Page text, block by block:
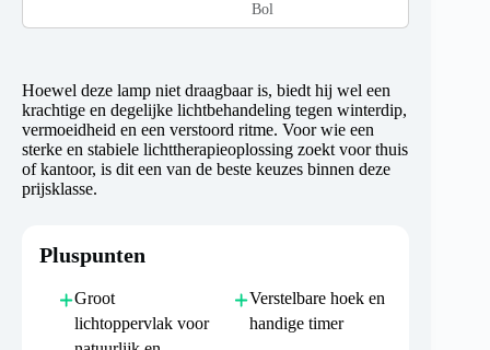
Bol
Hoewel deze lamp niet draagbaar is, biedt hij wel een
krachtige en degelijke lichtbehandeling tegen winterdip,
vermoeidheid en een verstoord ritme. Voor wie een
sterke en stabiele lichttherapieoplossing zoekt voor thuis
of kantoor, is dit een van de beste keuzes binnen deze
prijsklasse.
Pluspunten
Groot
lichtoppervlak voor
Verstelbare hoek en
handige timer